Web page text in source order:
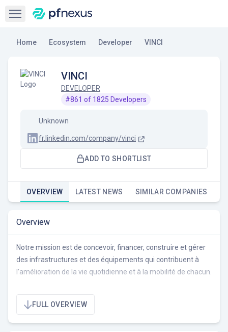
Open sidebar
Home Ecosystem Developer VINCI
VINCI
DEVELOPER
#861 of 1825 Developers
Unknown
fr.linkedin.com/company/vinci
ADD TO SHORTLIST
OVERVIEW LATEST NEWS SIMILAR COMPANIES
Overview
Notre mission est de concevoir, financer, construire et gérer
des infrastructures et des équipements qui contribuent à
l’amélioration de la vie quotidienne et à la mobilité de chacun.
Leader mondial des concessions, de l’énergie et de la
construction, nous employons 260 000 collaborateurs dans
près de 120 pays.
FULL OVERVIEW